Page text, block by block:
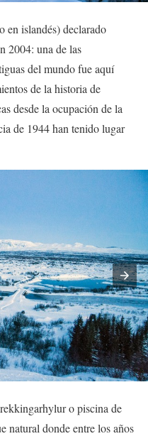
en islandés) declarado
2004: una de las
del mundo fue aquí
de la historia de
desde la ocupación de la
de 1944 han tenido lugar
o piscina de
natural donde entre los años